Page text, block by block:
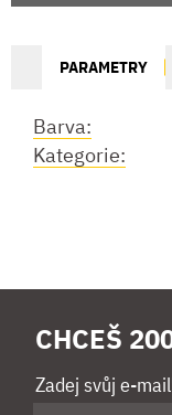
PARAMETRY
Barva:
Kategorie:
CHCEŠ
Zadej svůj e-